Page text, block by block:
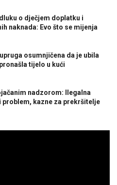
o dječjem doplatku i
naknada: Evo što se mijenja
osumnjičena da je ubila
tijelo u kući
nadzorom: Ilegalna
problem, kazne za prekršitelje